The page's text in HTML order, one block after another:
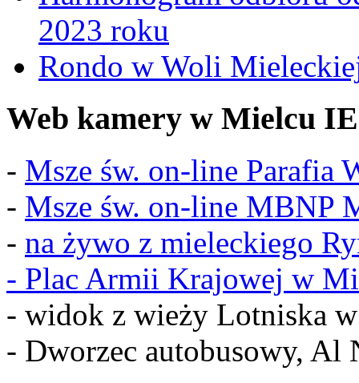
2023 roku
Rondo w Woli
Web kamery w Mielcu IE
- Msze św. on-line Parafia
- Msze św. on-line MBNP
- na żywo z mieleckiego
- Plac Armii Krajowej w
- widok z wieży Lotniska
- Dworzec autobusowy, Al